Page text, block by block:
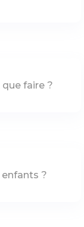
que faire ?
?